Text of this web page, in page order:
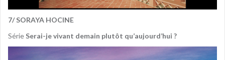
7/ SORAYA HOCINE
Série Serai-je vivant demain plutôt qu’aujourd’hui ?